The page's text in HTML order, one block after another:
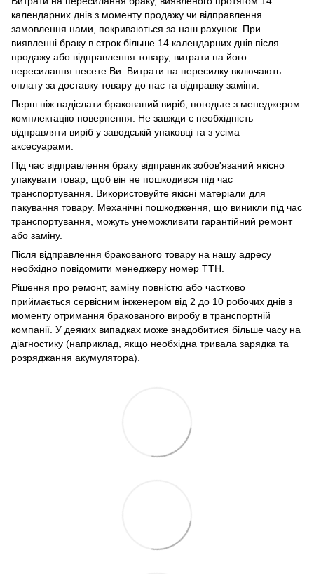
календарних днів з моменту продажу чи відправлення
замовлення нами, покриваються за наш рахунок. При
виявленні браку в строк більше 14 календарних днів після
продажу або відправлення товару, витрати на його
пересилання несете Ви. Витрати на пересилку включають
оплату за доставку товару до нас та відправку заміни.
Перш ніж надіслати бракований виріб, погодьте з менеджером
комплектацію повернення. Не завжди є необхідність
відправляти виріб у заводській упаковці та з усіма
аксесуарами.
Під час відправлення браку відправник зобов'язаний якісно
упакувати товар, щоб він не пошкодився під час
транспортування. Використовуйте якісні матеріали для
пакування товару. Механічні пошкодження, що виникли під час
транспортування, можуть унеможливити гарантійний ремонт
або заміну.
Після відправлення бракованого товару на нашу адресу
необхідно повідомити менеджеру номер ТТН.
Рішення про ремонт, заміну повністю або частково
приймається сервісним інженером від 2 до 10 робочих днів з
моменту отримання бракованого виробу в транспортній
компанії. У деяких випадках може знадобитися більше часу на
діагностику (наприклад, якщо необхідна тривала зарядка та
розряджання акумулятора).